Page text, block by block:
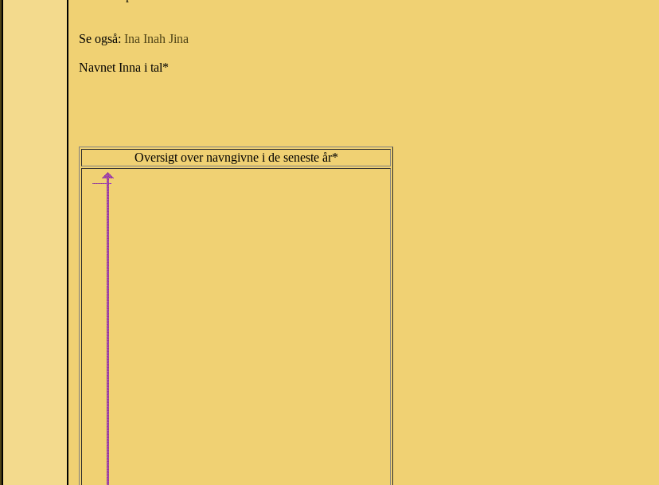
Se også: Ina Inah Jina
Navnet Inna i tal*
Oversigt over navngivne i de seneste år*